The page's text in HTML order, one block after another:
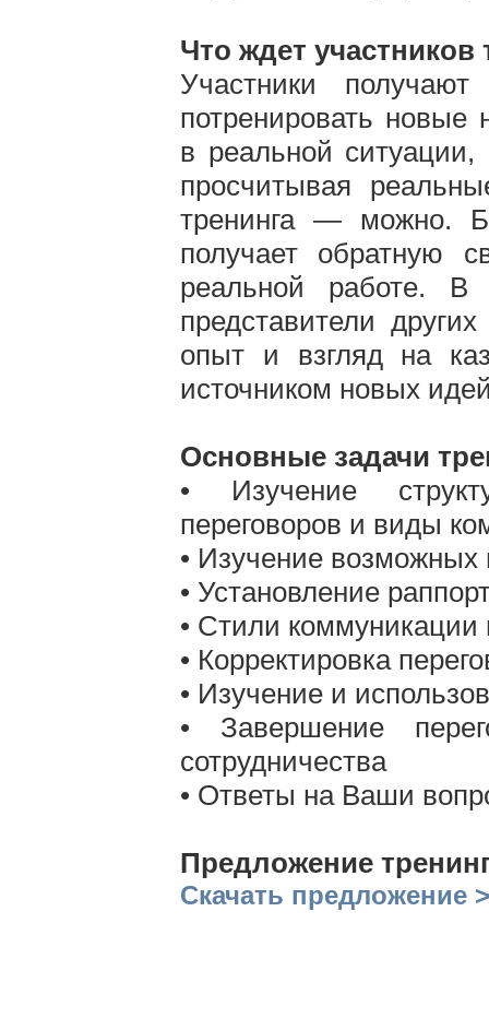
Что ждет участников
Участники
потренировать новые
в реальной
просчитывая
тренинга — можно.
получает обратную
реальной работе. В
представители
опыт и взгляд на
источником новых
Основные задачи
• Изучение
переговоров и виды
• Изучение возможных
• Установление
• Стили коммуникации
• Корректировка
• Изучение и
• Завершение
сотрудничества
• Ответы на Ваши
Предложение
Скачать предложение